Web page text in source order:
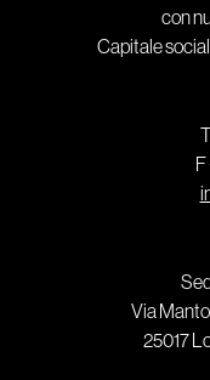
con
Capitale
Via
25017